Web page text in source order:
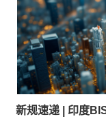
新规速递 | 印度